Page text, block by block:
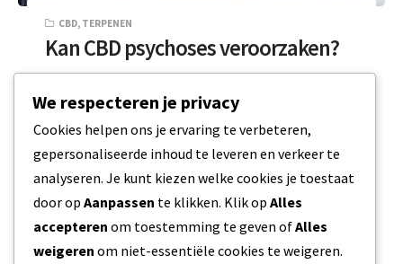
CBD, TERPENEN
Kan CBD psychoses veroorzaken?
effecten van CBD op iemands mentale toestand.
Om precies te zijn lijkt…
5 MIN READ 19 DECEMBER 2023
We respecteren je privacy
Cookies helpen ons je ervaring te verbeteren,
gepersonaliseerde inhoud te leveren en verkeer te
analyseren. Je kunt kiezen welke cookies je toestaat
door op Aanpassen te klikken. Klik op Alles
accepteren om toestemming te geven ofAlles
weigeren om niet-essentiële cookies te weigeren.